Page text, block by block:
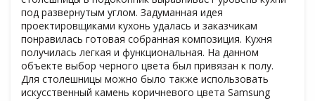
под развернутым углом. Задуманная идея
проектировщиками кухонь удалась и заказчикам
понравилась готовая собранная композиция. Кухня
получилась легкая и функциональная. На данном
объекте выбор черного цвета был привязан к полу.
Для столешницы можно было также использовать
искусственный камень коричневого цвета Samsung